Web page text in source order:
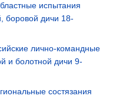
испытания
боровой дичи 18-
лично-командные
и болотной дичи 9-
состязания